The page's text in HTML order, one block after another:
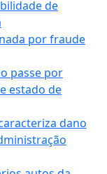
de
por fraude
passe por
estado de
dano